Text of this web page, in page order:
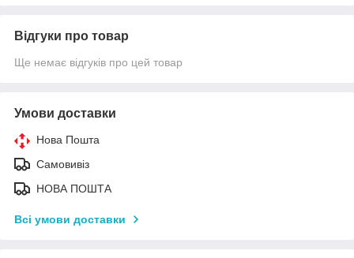
Відгуки про товар
Ще немає відгуків про цей товар
Умови доставки
Нова Пошта
Самовивіз
НОВА ПОШТА
Всі умови доставки